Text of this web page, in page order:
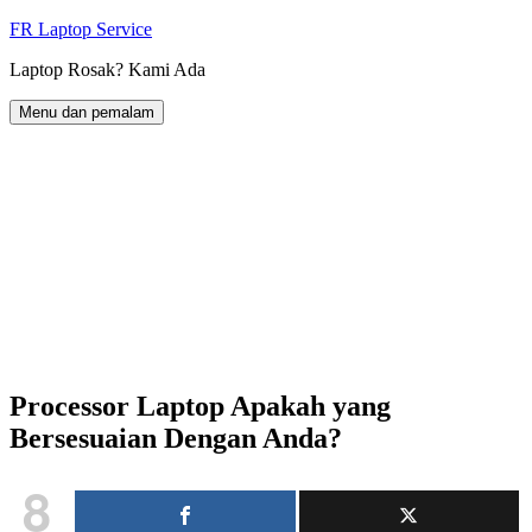
Langkau
kandungan
FR Laptop Service
Laptop Rosak? Kami Ada
Menu dan pemalam
Processor Laptop Apakah yang
Bersesuaian Dengan Anda?
8